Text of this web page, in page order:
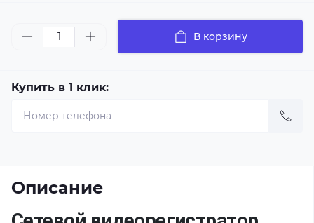
В корзину
Купить в 1 клик:
Описание